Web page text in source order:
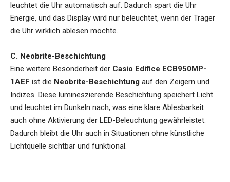
leuchtet die Uhr automatisch auf. Dadurch spart die Uhr
Energie, und das Display wird nur beleuchtet, wenn der Träger
die Uhr wirklich ablesen möchte.
C. Neobrite-Beschichtung
Eine weitere Besonderheit der Casio Edifice ECB950MP-
1AEF ist die Neobrite-Beschichtung auf den Zeigern und
Indizes. Diese lumineszierende Beschichtung speichert Licht
und leuchtet im Dunkeln nach, was eine klare Ablesbarkeit
auch ohne Aktivierung der LED-Beleuchtung gewährleistet.
Dadurch bleibt die Uhr auch in Situationen ohne künstliche
Lichtquelle sichtbar und funktional.